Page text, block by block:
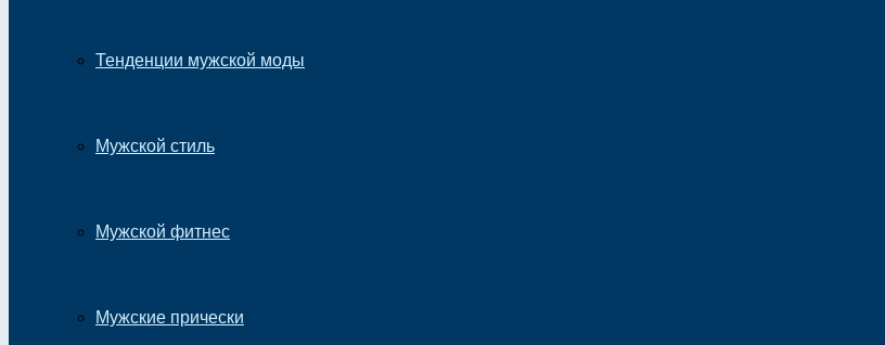
Тенденции мужской моды
Мужской стиль
Мужской фитнес
Мужские прически